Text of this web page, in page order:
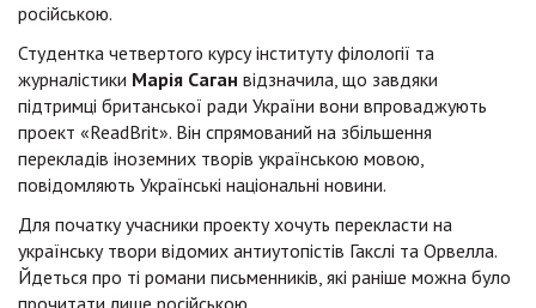
російською.
Студентка четвертого курсу інституту філології та
журналістики Марія Саган відзначила, що завдяки
підтримці британської ради України вони впроваджують
проект «ReadBrit». Він спрямований на збільшення
перекладів іноземних творів українською мовою,
повідомляють Українські національні новини.
Для початку учасники проекту хочуть перекласти на
українську твори відомих антиутопістів Гакслі та Орвелла.
Йдеться про ті романи письменників, які раніше можна було
прочитати лише російською.